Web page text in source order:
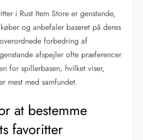
i Rust Item Store er genstande,
og anbefaler baseret på deres
forbedring af
afspejler ofte præferencer
for spillerbasen, hvilket viser,
mest med samfundet.
at bestemme
favoritter